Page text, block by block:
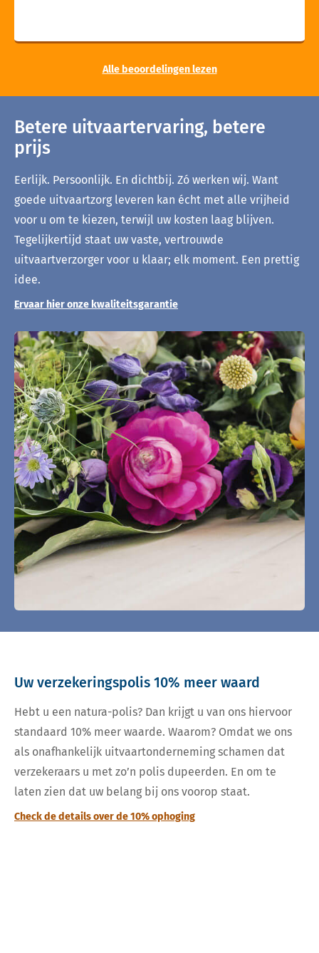
Alle beoordelingen lezen
Betere uitvaartervaring, betere
prijs
Eerlijk. Persoonlijk. En dichtbij. Zó werken wij. Want
goede uitvaartzorg leveren kan écht met alle vrijheid
voor u om te kiezen, terwijl uw kosten laag blijven.
Tegelijkertijd staat uw vaste, vertrouwde
uitvaartverzorger voor u klaar; elk moment. Een prettig
idee.
Ervaar hier onze kwaliteitsgarantie
Uw verzekeringspolis 10% meer waard
Hebt u een natura-polis? Dan krijgt u van ons hiervoor
standaard 10% meer waarde. Waarom? Omdat we ons
als onafhankelijk uitvaartonderneming schamen dat
verzekeraars u met zo’n polis dupeerden. En om te
laten zien dat uw belang bij ons voorop staat.
Check de details over de 10% ophoging